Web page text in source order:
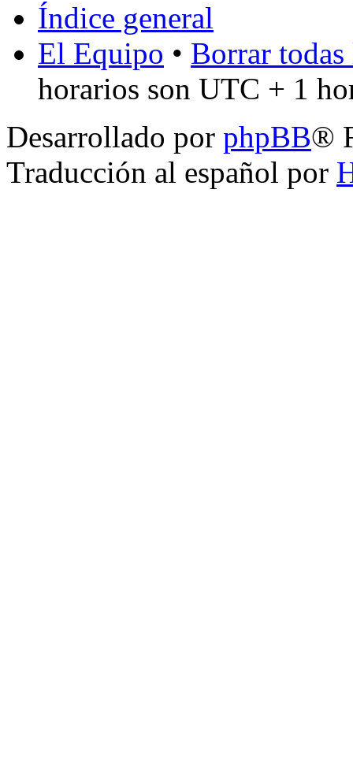
Índice general
El Equipo • Borrar
horarios son UTC + 1
Desarrollado por phpBB®
Traducción al español por